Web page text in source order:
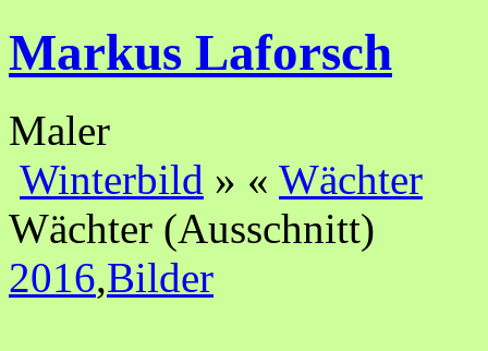
Markus Laforsch
Maler
Winterbild » « Wächter
Wächter (Ausschnitt)
2016,Bilder